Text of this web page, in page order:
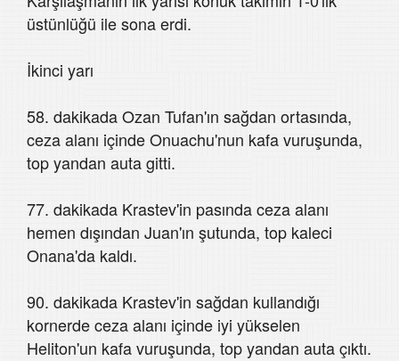
üstünlüğü ile sona erdi.
İkinci yarı
58. dakikada Ozan Tufan'ın sağdan ortasında,
ceza alanı içinde Onuachu'nun kafa vuruşunda,
top yandan auta gitti.
77. dakikada Krastev'in pasında ceza alanı
hemen dışından Juan'ın şutunda, top kaleci
Onana'da kaldı.
90. dakikada Krastev'in sağdan kullandığı
kornerde ceza alanı içinde iyi yükselen
Heliton'un kafa vuruşunda, top yandan auta çıktı.